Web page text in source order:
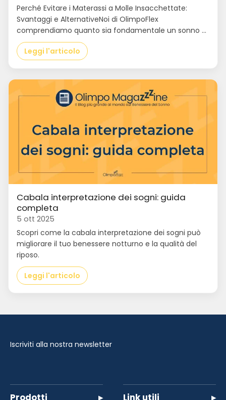
Perché Evitare i Materassi a Molle Insacchettate:
Svantaggi e AlternativeNoi di OlimpoFlex
comprendiamo quanto sia fondamentale un sonno ...
Leggi l'articolo
Cabala interpretazione dei sogni: guida
completa
5 ott 2025
Scopri come la cabala interpretazione dei sogni può
migliorare il tuo benessere notturno e la qualità del
riposo.
Leggi l'articolo
Iscriviti alla nostra newsletter
Prodotti ▸ Link utili ▸